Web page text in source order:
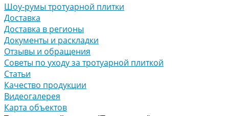
Шоу-румы тротуарной плитки
Доставка
Доставка в регионы
Документы и раскладки
Отзывы и обращения
Советы по уходу за тротуарной плиткой
Статьи
Качество продукции
Видеогалерея
Карта объектов